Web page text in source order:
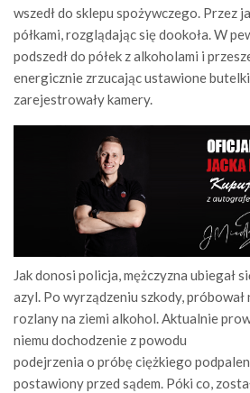
wszedł do sklepu spożywczego. Przez
półkami, rozglądając się dookoła. W
podszedł do półek z alkoholami i
energicznie zrzucając ustawione
zarejestrowały kamery.
Jak donosi policja, mężczyzna ubiegał
azyl. Po wyrządzeniu szkody,
rozlany na ziemi alkohol. Aktualnie
niemu dochodzenie z powodu
podejrzenia o próbę ciężkiego
postawiony przed sądem. Póki co,